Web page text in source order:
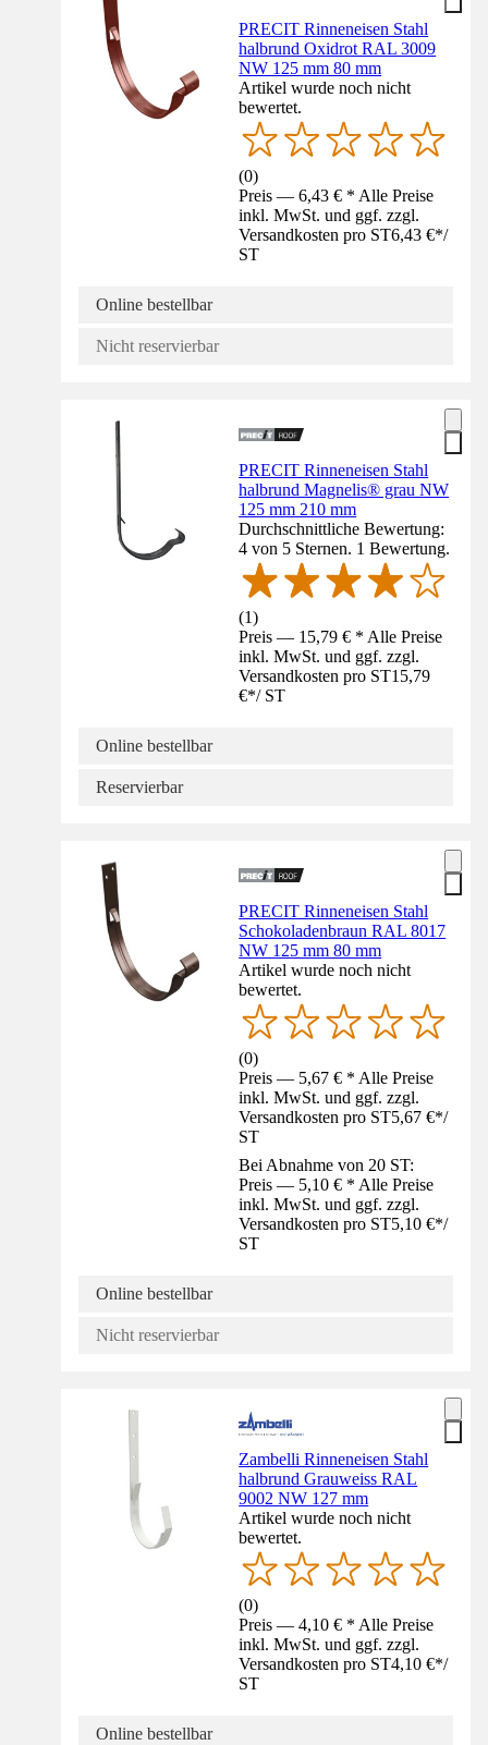
PRECIT Rinneneisen Stahl
halbrund Oxidrot RAL 3009
NW 125 mm 80 mm
Artikel wurde noch nicht
bewertet.
(0)
Preis — 6,43 € * Alle Preise
inkl. MwSt. und ggf. zzgl.
Versandkosten pro ST6,43 €*/
ST
Online bestellbar
Nicht reservierbar
PRECIT Rinneneisen Stahl
halbrund Magnelis® grau NW
125 mm 210 mm
Durchschnittliche Bewertung:
4 von 5 Sternen. 1 Bewertung.
(1)
Preis — 15,79 € * Alle Preise
inkl. MwSt. und ggf. zzgl.
Versandkosten pro ST15,79
€*/ ST
Online bestellbar
Reservierbar
PRECIT Rinneneisen Stahl
Schokoladenbraun RAL 8017
NW 125 mm 80 mm
Artikel wurde noch nicht
bewertet.
(0)
Preis — 5,67 € * Alle Preise
inkl. MwSt. und ggf. zzgl.
Versandkosten pro ST5,67 €*/
ST
Bei Abnahme von 20 ST:
Preis — 5,10 € * Alle Preise
inkl. MwSt. und ggf. zzgl.
Versandkosten pro ST5,10 €*/
ST
Online bestellbar
Nicht reservierbar
Zambelli Rinneneisen Stahl
halbrund Grauweiss RAL
9002 NW 127 mm
Artikel wurde noch nicht
bewertet.
(0)
Preis — 4,10 € * Alle Preise
inkl. MwSt. und ggf. zzgl.
Versandkosten pro ST4,10 €*/
ST
Online bestellbar